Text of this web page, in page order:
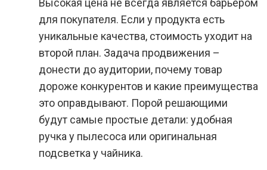
Высокая цена не всегда является барьером
для покупателя. Если у продукта есть
уникальные качества, стоимость уходит на
второй план. Задача продвижения –
донести до аудитории, почему товар
дороже конкурентов и какие преимущества
это оправдывают. Порой решающими
будут самые простые детали: удобная
ручка у пылесоса или оригинальная
подсветка у чайника.